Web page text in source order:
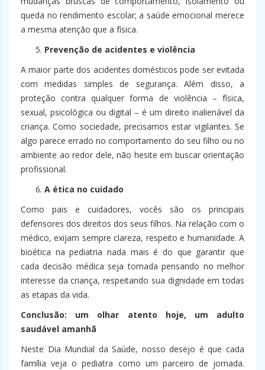
queda no rendimento escolar; a saúde emocional merece
a mesma atenção que a física.
Prevenção de acidentes e violência
A maior parte dos acidentes domésticos pode ser evitada
com medidas simples de segurança. Além disso, a
proteção contra qualquer forma de violência – física,
sexual, psicológica ou digital – é um direito inalienável da
criança. Como sociedade, precisamos estar vigilantes. Se
algo parece errado no comportamento do seu filho ou no
ambiente ao redor dele, não hesite em buscar orientação
profissional.
A ética no cuidado
Como pais e cuidadores, vocês são os principais
defensores dos direitos dos seus filhos. Na relação com o
médico, exijam sempre clareza, respeito e humanidade. A
bioética na pediatria nada mais é do que garantir que
cada decisão médica seja tomada pensando no melhor
interesse da criança, respeitando sua dignidade em todas
as etapas da vida.
Conclusão: um olhar atento hoje, um adulto
saudável amanhã
Neste Dia Mundial da Saúde, nosso desejo é que cada
família veja o pediatra como um parceiro de jornada.